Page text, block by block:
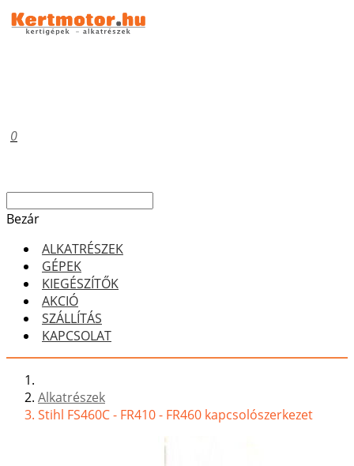
0
Bezár
ALKATRÉSZEK
GÉPEK
KIEGÉSZÍTŐK
AKCIÓ
SZÁLLÍTÁS
KAPCSOLAT
Alkatrészek
Stihl FS460C - FR410 - FR460 kapcsolószerkezet